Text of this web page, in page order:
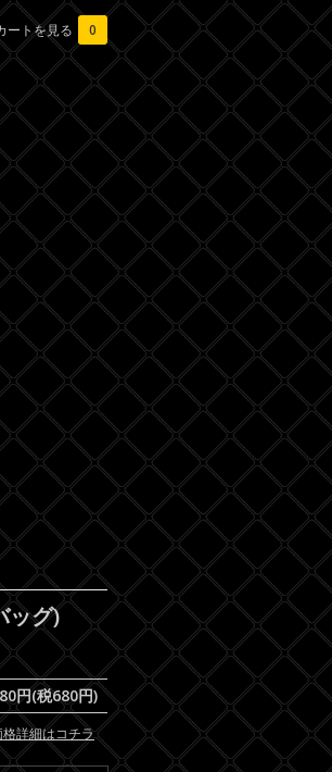
ートを見る 0
ッグ)
円(税680円)
詳細はコチラ